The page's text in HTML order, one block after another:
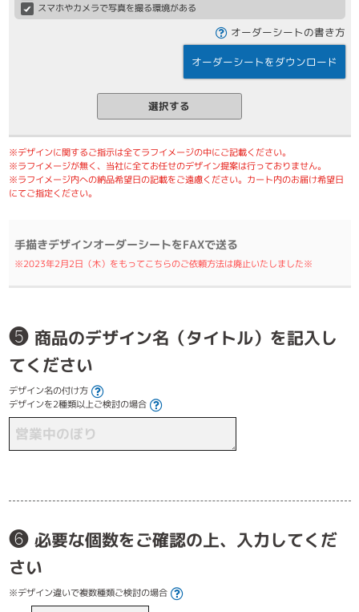
スマホやカメラで写真を撮る環境がある
選択する
オーダーシートの書き方
オーダーシートをダウンロード
※デザインに関するご指示は全てラフイメージの中にご記載ください。
※ラフイメージが無く、当社に全てお任せのデザイン提案は行っておりません。
※ラフイメージ内への納品希望日の記載をご遠慮ください。カート内のお届け希望日
にてご指定ください。
手描きデザインオーダーシートをFAXで送る
※2023年2月2日（木）をもってこちらのご依頼方法は廃止いたしました※
❺ 商品のデザイン名（タイトル）を記入し
てください
デザイン名の付け方
デザインを2種類以上ご検討の場合
❻ 必要な個数をご確認の上、入力してくだ
さい
※デザイン違いで複数種類ご検討の場合